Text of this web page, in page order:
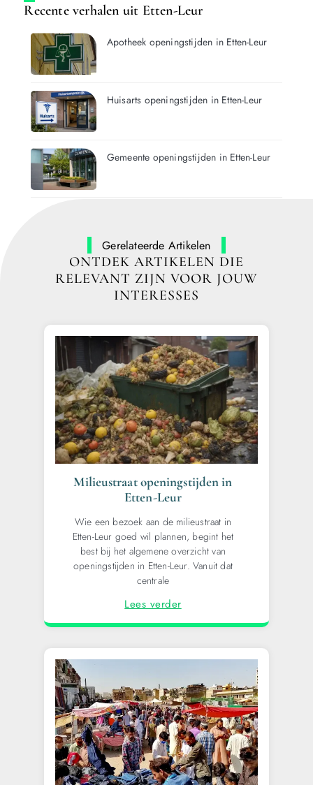
Recente verhalen uit Etten-Leur
Apotheek openingstijden in Etten-Leur
Huisarts openingstijden in Etten-Leur
Gemeente openingstijden in Etten-Leur
Gerelateerde Artikelen
ONTDEK ARTIKELEN DIE
RELEVANT ZIJN VOOR JOUW
INTERESSES
Milieustraat openingstijden in
Etten-Leur
Wie een bezoek aan de milieustraat in
Etten-Leur goed wil plannen, begint het
best bij het algemene overzicht van
openingstijden in Etten-Leur. Vanuit dat
centrale
Lees verder